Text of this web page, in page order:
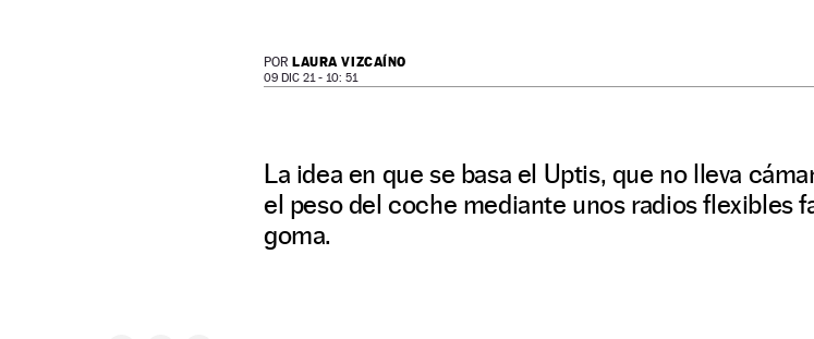
POR LAURA VIZCAÍNO
09 DIC 21 - 10: 51
La idea en que se basa el Uptis, que no lleva
el peso del coche mediante unos radios flexibles
goma.